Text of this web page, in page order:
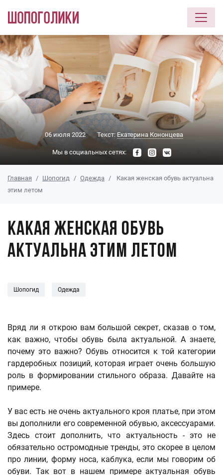
Перейти к основному содержанию
06 июля 2022 Текст: Екатерина Кононцева
Мы в социальных сетях:
Главная Шопогид Одежда
Какая женская обувь актуальна
этим летом
Какая женская обувь
актуальна этим летом
Шопогид Одежда
Вряд ли я открою вам большой секрет, сказав о том,
как важно, чтобы обувь была актуальной. А знаете,
почему это важно? Обувь относится к той категории
гардеробных позиций, которая играет очень большую
роль в формировании стильного образа. Давайте на
примере.
У вас есть не очень актуального кроя платье, при этом
вы дополнили его современной обувью, аксессуарами.
Здесь стоит дополнить, что актуальность - это не
обязательно остромодные тренды, это скорее в целом
про линии, форму носа, каблука, если мы говорим об
обуви. Так вот в нашем примере актуальная обувь